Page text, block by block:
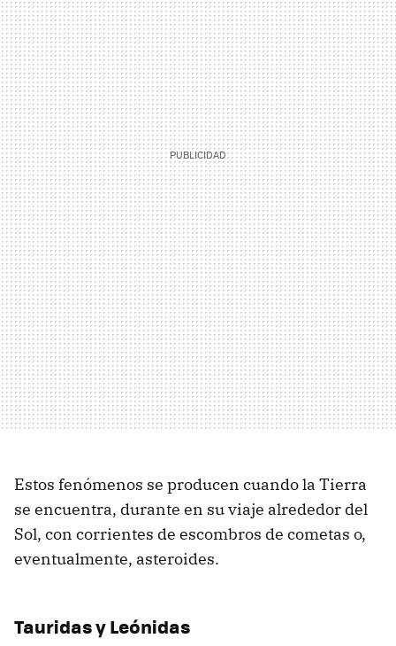
Estos fenómenos se producen cuando la Tierra
se encuentra, durante en su viaje alrededor del
Sol, con corrientes de escombros de cometas o,
eventualmente, asteroides.
Tauridas y Leónidas